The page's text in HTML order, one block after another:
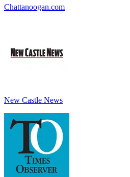
Chattanoogan.com
New Castle News